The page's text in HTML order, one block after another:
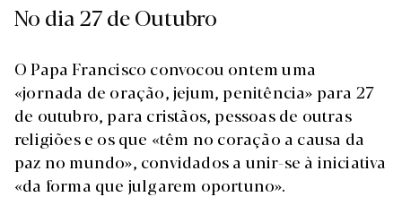
No dia 27 de Outubro
O Papa Francisco convocou ontem uma
«jornada de oração, jejum, penitência» para 27
de outubro, para cristãos, pessoas de outras
religiões e os que «têm no coração a causa da
paz no mundo», convidados a unir-se à iniciativa
«da forma que julgarem oportuno».